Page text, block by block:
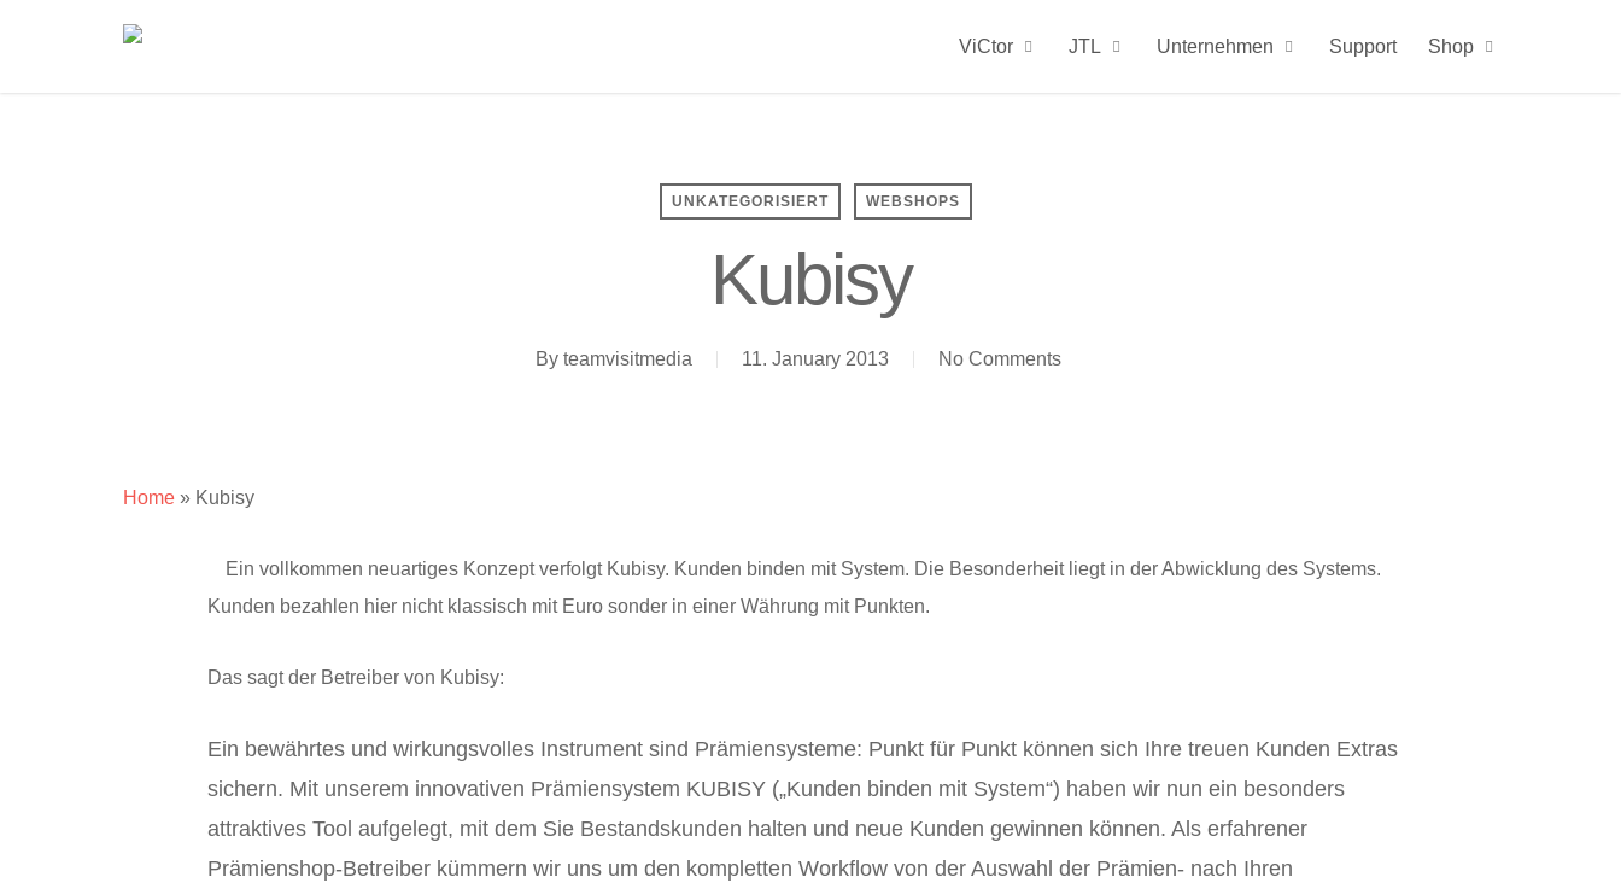
ViCtor JTL Unternehmen Support Shop
UNKATEGORISIERT WEBSHOPS
Kubisy
By teamvisitmedia 11. January 2013 No Comments
Home » Kubisy
Ein vollkommen neuartiges Konzept verfolgt Kubisy. Kunden binden mit System. Die Besonderheit liegt in der Abwicklung des Systems.
Kunden bezahlen hier nicht klassisch mit Euro sonder in einer Währung mit Punkten.
Das sagt der Betreiber von Kubisy:
Ein bewährtes und wirkungsvolles Instrument sind Prämiensysteme: Punkt für Punkt können sich Ihre treuen Kunden Extras
sichern. Mit unserem innovativen Prämiensystem KUBISY („Kunden binden mit System“) haben wir nun ein besonders
attraktives Tool aufgelegt, mit dem Sie Bestandskunden halten und neue Kunden gewinnen können. Als erfahrener
Prämienshop-Betreiber kümmern wir uns um den kompletten Workflow von der Auswahl der Prämien- nach Ihren